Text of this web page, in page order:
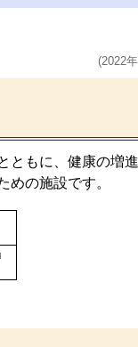
(2022
ともに、健康の増
めの施設です。